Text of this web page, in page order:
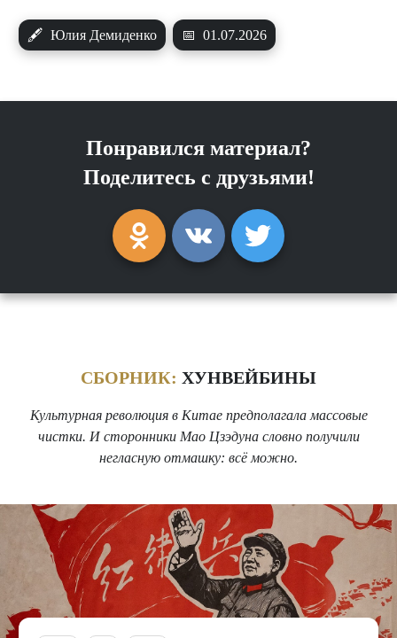
🖋 Юлия Демиденко 📅 01.07.2026
Понравился материал?
Поделитесь с друзьями!
СБОРНИК: ХУНВЕЙБИНЫ
Культурная революция в Китае предполагала массовые
чистки. И сторонники Мао Цзэдуна словно получили
негласную отмашку: всё можно.